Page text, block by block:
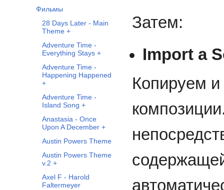
Фильмы
28 Days Later - Main
Theme +
Adventure Time -
Everything Stays +
Adventure Time -
Happening Happened
+
Adventure Time -
Island Song +
Anastasia - Once
Upon A December +
Austin Powers Theme
Austin Powers Theme
v.2 +
Axel F - Harold
Faltermeyer
Затем:
Import a
Копируем и